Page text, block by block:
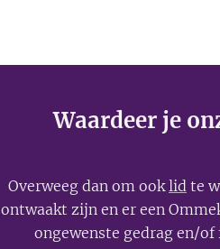
Waardeer je
Overweeg dan om ooklid te
ontwaakt zijn en er een
ongewenste gedrag en/of